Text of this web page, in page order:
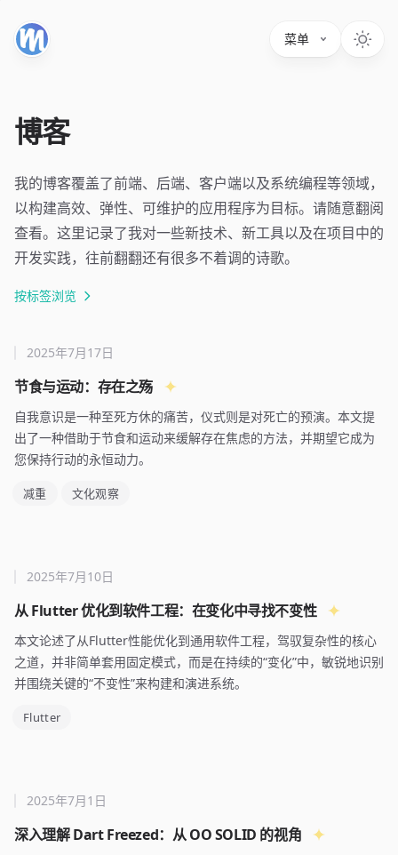
菜单
博客
我的博客覆盖了前端、后端、客户端以及系统编程等领域，
以构建高效、弹性、可维护的应用程序为目标。请随意翻阅
查看。这里记录了我对一些新技术、新工具以及在项目中的
开发实践，往前翻翻还有很多不着调的诗歌。
按标签浏览
节食与运动：存在之殇
2025年7月17日
自我意识是一种至死方休的痛苦，仪式则是对死亡的预演。本文提
出了一种借助于节食和运动来缓解存在焦虑的方法，并期望它成为
您保持行动的永恒动力。
减重 文化观察
从 Flutter 优化到软件工程：在变化中寻找不变性
2025年7月10日
本文论述了从Flutter性能优化到通用软件工程，驾驭复杂性的核心
之道，并非简单套用固定模式，而是在持续的“变化”中，敏锐地识别
并围绕关键的“不变性”来构建和演进系统。
Flutter
深入理解 Dart Freezed：从 OO SOLID 的视角
2025年7月1日